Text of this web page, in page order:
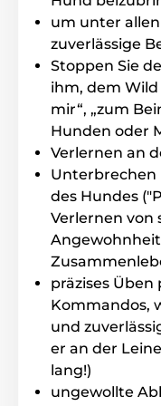
Das
zu
Bedingungen, zum
es kein allzu
Akku
Zwei
und Art
um unter
zuverlässige
Stoppen Sie
ihm, dem Wild
mir“, „zum
Hunden oder
Verlernen an
des Hundes
Verlernen von
präzises
Kommandos,
und
er an der
lang!)
ungewollte